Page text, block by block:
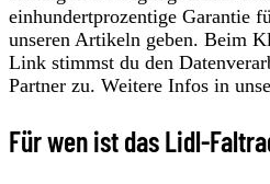
einhundertprozentige Garantie
unseren Artikeln geben. Beim
Link stimmst du den
Partner zu. Weitere Infos in
Für wen ist das Lidl-